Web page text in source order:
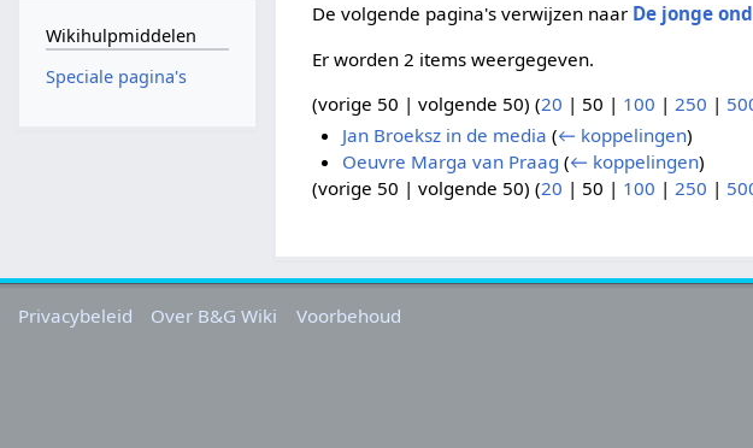
De volgende pagina's verwijzen naar De jonge
Er worden 2 items weergegeven.
(vorige 50 |volgende 50) (20 | 50 | 100 | 250 |
Jan Broeksz in de media (← koppelingen)
Oeuvre Marga van Praag (← koppelingen)
(vorige 50 |volgende 50) (20 | 50 | 100 |250 |
Wikihulpmiddelen
Speciale pagina's
Privacybeleid Over B&G Wiki Voorbehoud